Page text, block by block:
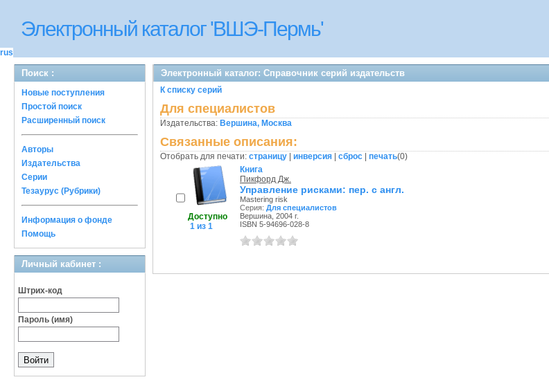
Электронный каталог 'ВШЭ-Пермь'
rus
Поиск :
Новые поступления
Простой поиск
Расширенный поиск
Авторы
Издательства
Серии
Тезаурус (Рубрики)
Информация о фонде
Помощь
Личный кабинет :
Штрих-код
Пароль (имя)
Электронный каталог: Справочник серий издательств
К списку серий
Для специалистов
Издательства: Вершина, Москва
Связанные описания:
Отобрать для печати: страницу инверсия сброс печать(0)
Доступно
1 из 1
Книга
Пикфорд Дж.
Управление рисками: пер. с англ.
Mastering risk
Серия: Для специалистов
Вершина, 2004 г.
ISBN 5-94696-028-8